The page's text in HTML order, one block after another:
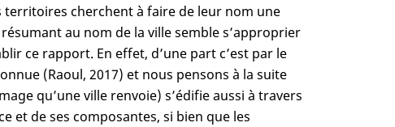
territoires cherchent à faire de leur nom une
au nom de la ville semble s’approprier
ce rapport. En effet, d’une part c’est par le
(Raoul, 2017) et nous pensons à la suite
qu’une ville renvoie) s’édifie aussi à travers
et de ses composantes, si bien que les